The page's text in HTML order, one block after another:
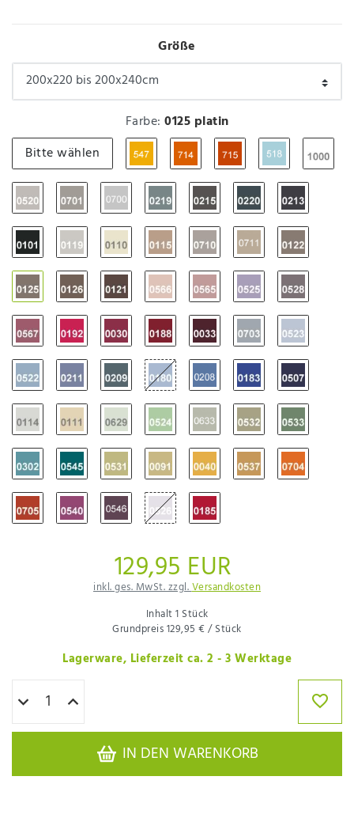
Größe
Farbe: 0125 platin
Bitte wählen
129,95 EUR
inkl. ges. MwSt. zzgl.Versandkosten
Inhalt1 Stück
Grundpreis129,95 € / Stück
Lagerware, Lieferzeit ca. 2 - 3 Werktage
IN DEN WARENKORB